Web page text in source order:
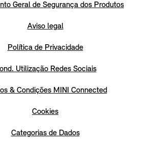
Geral de Segurança dos Produtos
Aviso legal
Política de Privacidade
Utilização Redes Sociais
& Condições MINI Connected
Cookies
Categorias de Dados